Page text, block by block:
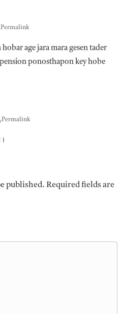
Permalink
age jara mara gesen tader
ponosthapon key hobe
Permalink
published. Required fields are